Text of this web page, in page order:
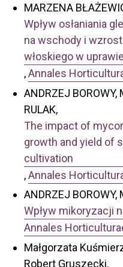
MARZENA
Wpływ osłaniania
na wschody i
włoskiego w
,Annales
ANDRZEJ
RULAK,
The impact of
growth and yield of
cultivation
,Annales
ANDRZEJ BOROWY,
Wpływ mikoryzacji
Annales
Małgorzata
Robert Gruszecki,